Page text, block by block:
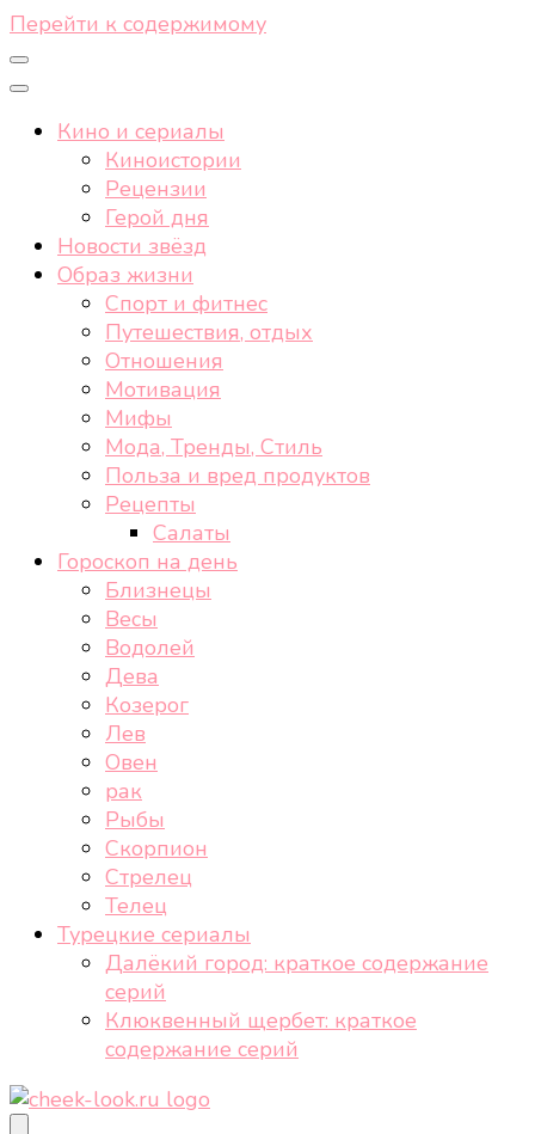
Перейти к содержимому
Кино и сериалы
Киноистории
Рецензии
Герой дня
Новости звёзд
Образ жизни
Спорт и фитнес
Путешествия, отдых
Отношения
Мотивация
Мифы
Мода, Тренды, Стиль
Польза и вред продуктов
Рецепты
Салаты
Гороскоп на день
Близнецы
Весы
Водолей
Дева
Козерог
Лев
Овен
рак
Рыбы
Скорпион
Стрелец
Телец
Турецкие сериалы
Далёкий город: краткое содержание
серий
Клюквенный щербет: краткое
содержание серий